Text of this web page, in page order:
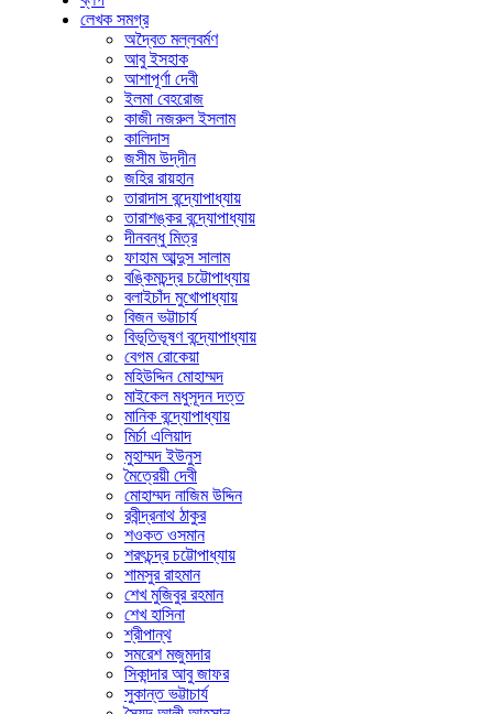
লেখক সমগ্র
অদ্বৈত মল্লবর্মণ
আবু ইসহাক
আশাপূর্ণা দেবী
ইলমা বেহরোজ
কাজী নজরুল ইসলাম
কালিদাস
জসীম উদ্‌দীন
জহির রায়হান
তারাদাস বন্দ্যোপাধ্যায়
তারাশঙ্কর বন্দ্যোপাধ্যায়
দীনবন্ধু মিত্র
ফাহাম আব্দুস সালাম
বঙ্কিমচন্দ্র চট্টোপাধ্যায়
বলাইচাঁদ মুখোপাধ্যায়
বিজন ভট্টাচার্য
বিভূতিভূষণ বন্দ্যোপাধ্যায়
বেগম রোকেয়া
মহিউদ্দিন মোহাম্মদ
মাইকেল মধুসূদন দত্ত
মানিক বন্দ্যোপাধ্যায়
মির্চা এলিয়াদ
মুহাম্মদ ইউনুস
মৈত্রেয়ী দেবী
মোহাম্মদ নাজিম উদ্দিন
রবীন্দ্রনাথ ঠাকুর
শওকত ওসমান
শরৎচন্দ্র চট্টোপাধ্যায়
শামসুর রাহমান
শেখ মুজিবুর রহমান
শেখ হাসিনা
শ্রীপান্থ
সমরেশ মজুমদার
সিকান্দার আবু জাফর
সুকান্ত ভট্টাচার্য